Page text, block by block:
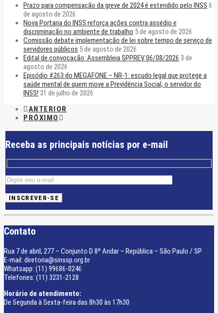
Prazo para compensação da greve de 2024 é estendido pelo INSS 6
de agosto de 2026
Nova Portaria do INSS reforça ações contra assédio e
discriminação no ambiente de trabalho 5 de agosto de 2026
Comissão debate implementação de lei sobre tempo de serviço de
servidores públicos 5 de agosto de 2026
Edital de convocação: Assembleia SPPREV 06/08/2026 3 de
agosto de 2026
Episódio #263 do MEGAFONE – NR-1: escudo legal que protege a
saúde mental de quem move a Previdência Social, o servidor do
INSS! 31 de julho de 2026
ANTERIOR
PRÓXIMO
Receba as principais notícias por e-mail
Contato
Rua 7 de abril, 277 – Conjunto D 8º Andar – República – São Paulo / SP
E-mail: diretoria@sinssp.org.br
Whatsapp: (11) 99686-0246
Telefones: (11) 3231-2128
Horário de atendimento:
De Segunda à Sexta-feira das 8h30 às 17h30